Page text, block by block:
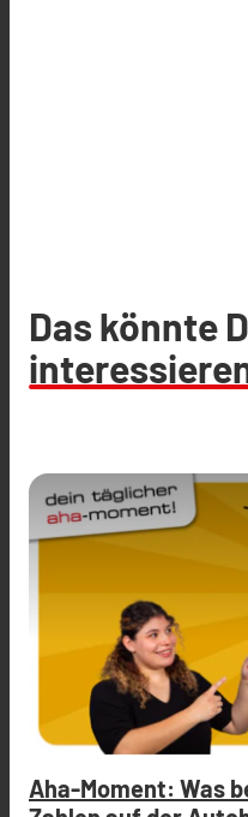
Das könnte
Aha-Moment: Was